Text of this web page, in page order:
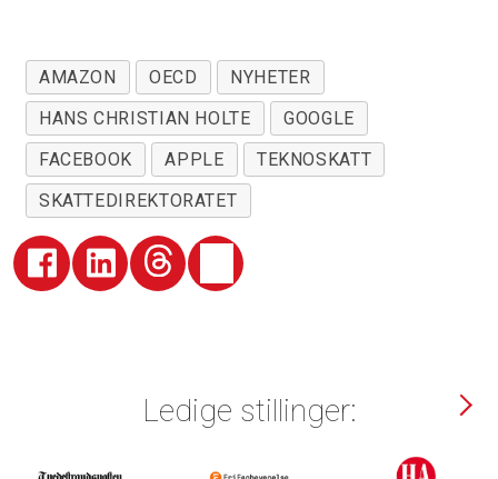
AMAZON OECD
NYHETER
HANS CHRISTIAN HOLTE
GOOGLE
FACEBOOK
APPLE
TEKNOSKATT
SKATTEDIREKTORATET
Ledige stillinger: